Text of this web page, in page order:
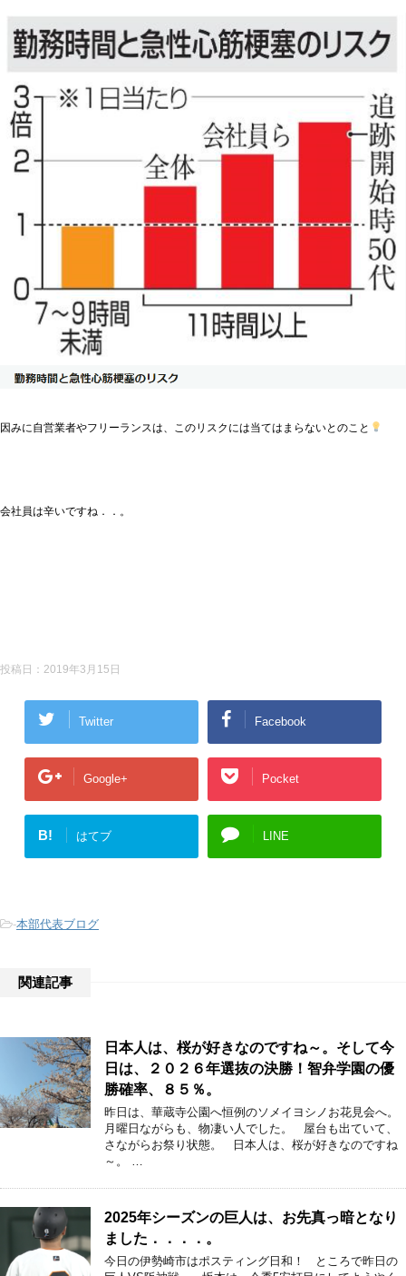
因みに自営業者やフリーランスは、このリスクには当てはまらないとのこと
会社員は辛いですね．．。
投稿日： 2019年3月15日
Twitter Facebook
Google+ Pocket
B! はてブ LINE
-本部代表ブログ
関連記事
日本人は、桜が好きなのですね～。そして今
日は、２０２６年選抜の決勝！智弁学園の優
勝確率、８５％。
昨日は、華蔵寺公園へ恒例のソメイヨシノお花見会へ。
月曜日ながらも、物凄い人でした。 屋台も出ていて、
さながらお祭り状態。 日本人は、桜が好きなのですね
～。 …
2025年シーズンの巨人は、お先真っ暗となり
ました．．．．。
今日の伊勢崎市はポスティング日和！ ところで昨日の